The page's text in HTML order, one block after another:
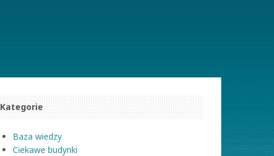
Kategorie
Baza wiedzy
Ciekawe budynki